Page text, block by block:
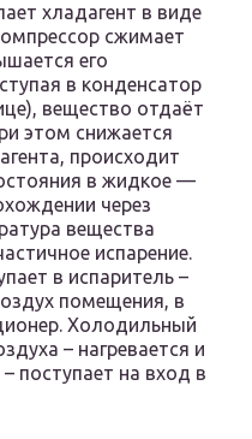
хладагент в виде
сжимает
его
в конденсатор
вещество отдаёт
этом снижается
происходит
в жидкое —
через
вещества
испарение.
в испаритель –
помещения, в
Холодильный
– нагревается и
поступает на вход в